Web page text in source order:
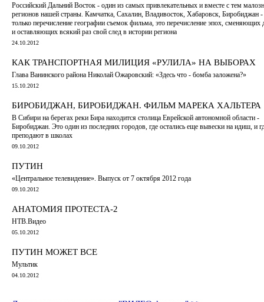
Российский Дальний Восток - один из самых привлекательных и вместе с тем
регионов нашей страны. Камчатка, Сахалин, Владивосток, Хабаровск, Биробиджан -
только перечисление географии съемок фильма, это перечисление эпох, сменяющих
и оставляющих всякий раз свой след в истории региона
24.10.2012
КАК ТРАНСПОРТНАЯ МИЛИЦИЯ «РУЛИЛА» НА ВЫБОРАХ
Глава Ванинского района Николай Ожаровский: «Здесь что - бомба заложена?»
15.10.2012
БИРОБИДЖАН, БИРОБИДЖАН. ФИЛЬМ МАРЕКА ХАЛЬТЕРА
В Сибири на берегах реки Бира находится столица Еврейской автономной области -
Биробиджан. Это один из последних городов, где остались еще вывески на идиш, и
преподают в школах
09.10.2012
ПУТИН
«Центральное телевидение». Выпуск от 7 октября 2012 года
09.10.2012
АНАТОМИЯ ПРОТЕСТА-2
НТВ.Видео
05.10.2012
ПУТИН МОЖЕТ ВСЕ
Мультик
04.10.2012